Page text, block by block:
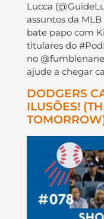
Lucca
assuntos da
bate papo com
titulares do
no
ajude a chegar
DODGERS
ILUSÕES!